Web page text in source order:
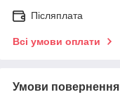
Післяплата
Всі умови оплати
Умови повернення